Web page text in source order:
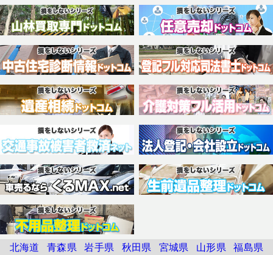
北海道 青森県 岩手県 秋田県 宮城県 山形県 福島県